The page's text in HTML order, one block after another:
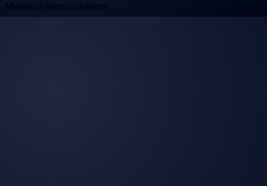
Mulțumim pentru înțelegere